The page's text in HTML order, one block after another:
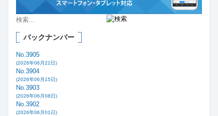
バックナンバー
No.3905
(2026年06月22日)
No.3904
(2026年06月15日)
No.3903
(2026年06月08日)
No.3902
(2026年06月01日)